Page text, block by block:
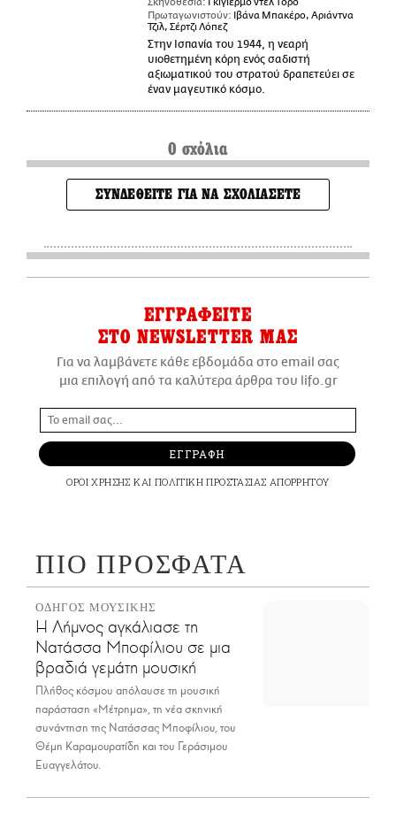
Πρωταγωνιστούν: Ιβάνα Μπακέρο, Αριάντνα
Τζιλ, Σέρτζι Λόπεζ
Στην Ισπανία του 1944, η νεαρή
υιοθετημένη κόρη ενός σαδιστή
αξιωματικού του στρατού δραπετεύει σε
έναν μαγευτικό κόσμο.
0 σχόλια
ΣΥΝΔΕΘΕΙΤΕ ΓΙΑ ΝΑ ΣΧΟΛΙΑΣΕΤΕ
ΕΓΓΡΑΦΕΙΤΕ
ΣΤΟ NEWSLETTER ΜΑΣ
Για να λαμβάνετε κάθε εβδομάδα στο email σας
μια επιλογή από τα καλύτερα άρθρα του lifo.gr
ΕΓΓΡΑΦΗ
ΟΡΟΙ ΧΡΗΣΗΣ ΚΑΙ ΠΟΛΙΤΙΚΗ ΠΡΟΣΤΑΣΙΑΣ ΑΠΟΡΡΗΤΟΥ
ΠΙΟ ΠΡΟΣΦΑΤΑ
ΟΔΗΓΟΣ ΜΟΥΣΙΚΗΣ
Η Λήμνος αγκάλιασε τη
Νατάσσα Μποφίλιου σε μια
βραδιά γεμάτη μουσική
Πλήθος κόσμου απόλαυσε τη μουσική
παράσταση «Μέτρημα», τη νέα σκηνική
συνάντηση της Νατάσσας Μποφίλιου, του
Θέμη Καραμουρατίδη και του Γεράσιμου
Ευαγγελάτου.